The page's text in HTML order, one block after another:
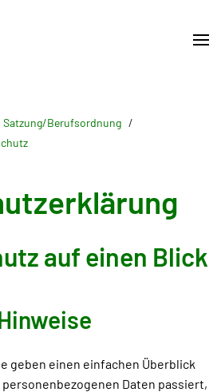
Satzung/Berufsordnung
auf einen Blick
geben einen einfachen Überblick
Daten passiert,